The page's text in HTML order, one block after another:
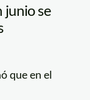
junio se
que en el